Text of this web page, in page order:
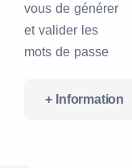
vous de générer
et valider les
mots de passe
+ Information